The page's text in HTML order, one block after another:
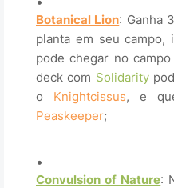
Botanical Lion: Ganha
planta em seu campo,
pode chegar no
deck com Solidarity
o Knightcissus, e
Peaskeeper;
Convulsion of Nature: